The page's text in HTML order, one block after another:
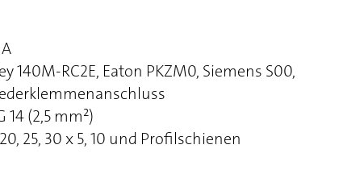
RC2E, Eaton PKZM0, Siemens S00,
(2,5 mm²)
25, 30 x 5, 10 und Profilschienen